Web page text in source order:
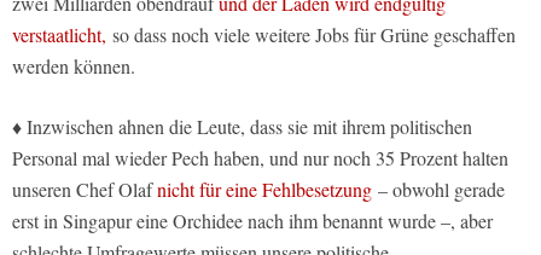
verstaatlicht, so dass noch viele weitere Jobs für Grüne geschaffen
werden können.
♦ Inzwischen ahnen die Leute, dass sie mit ihrem politischen
Personal mal wieder Pech haben, und nur noch 35 Prozent halten
unseren Chef Olafnicht für eine Fehlbesetzung – obwohl gerade
erst in Singapur eine Orchidee nach ihm benannt wurde –, aber